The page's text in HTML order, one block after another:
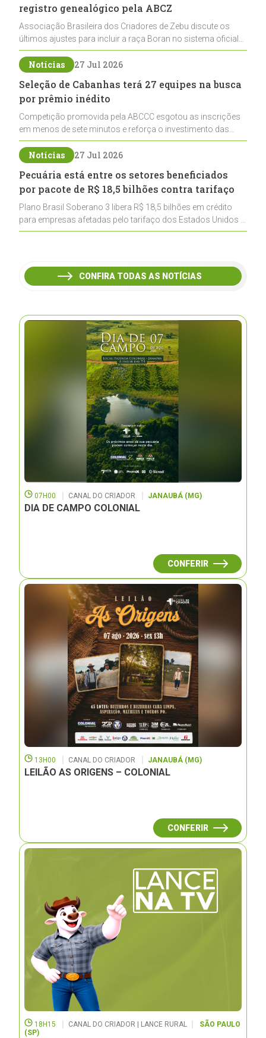
registro genealógico pela ABCZ
Associação Brasileira dos Criadores de Zebu discute os
últimos ajustes para incluir a raça Boran no sistema oficial
de registros, abrindo caminho para sua expansão na
pecuária nacional
Notícias 27 Jul 2026
Seleção de Cabanhas terá 27 equipes na busca
por prêmio inédito
Competição promovida pela ABCCC esgotou as inscrições
em menos de sete minutos e reforça o investimento das
cabanhas na seleção genética de Cavalos Crioulos voltados
ao laço
Notícias 27 Jul 2026
Pecuária está entre os setores beneficiados
por pacote de R$ 18,5 bilhões contra tarifaço
Plano Brasil Soberano 3 libera R$ 18,5 bilhões em crédito
para empresas afetadas pelo tarifaço dos Estados Unidos e
inclui a pecuária entre os setores estratégicos
CONFIRA TODAS AS NOTÍCIAS
07H00 CANAL DO CRIADOR JANAUBÁ (MG)
DIA DE CAMPO COLONIAL
CONFERIR
13H00 CANAL DO CRIADOR JANAUBÁ (MG)
LEILÃO AS ORIGENS – COLONIAL
CONFERIR
18H15 CANAL DO CRIADOR | LANCE RURAL
SÃO PAULO
(SP)